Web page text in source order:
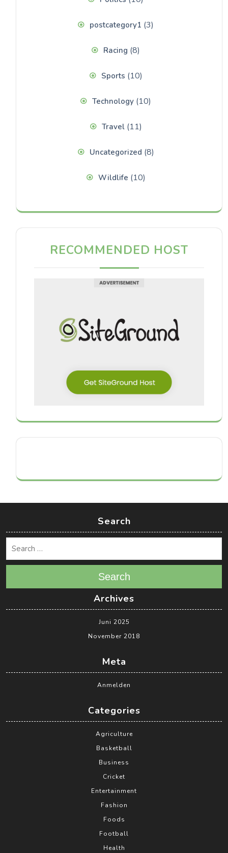
postcategory1 (3)
Racing (8)
Sports (10)
Technology (10)
Travel(11)
Uncategorized (8)
Wildlife (10)
RECOMMENDED HOST
Search
Search
Archives
Juni 2025
November 2018
Meta
Anmelden
Categories
Agriculture
Basketball
Business
Cricket
Entertainment
Fashion
Foods
Football
Health